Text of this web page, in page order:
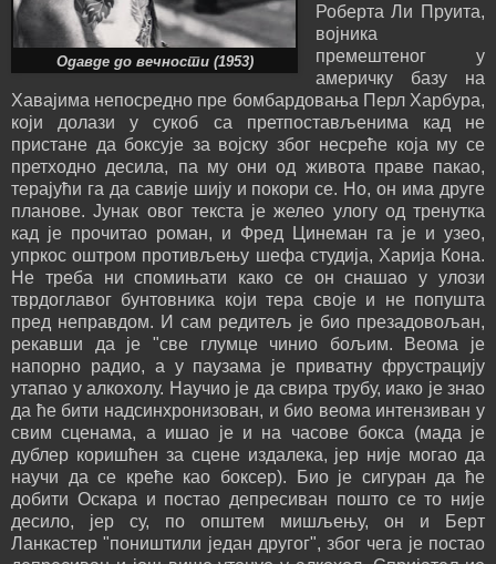
Одавде до вечности (1953)
Роберта Ли Пруита,
војника
премештеног у
америчку базу на
Хавајима непосредно пре бомбардовања Перл Харбура,
који долази у сукоб са претпостављенима кад не
пристане да боксује за војску због несреће која му се
претходно десила, па му они од живота праве пакао,
терајући га да савије шију и покори се. Но, он има друге
планове. Јунак овог текста је желео улогу од тренутка
кад је прочитао роман, и Фред Цинеман га је и узео,
упркос оштром противљењу шефа студија, Харија Кона.
Не треба ни спомињати како се он снашао у улози
тврдоглавог бунтовника који тера своје и не попушта
пред неправдом. И сам редитељ је био презадовољан,
рекавши да је "све глумце чинио бољим. Веома је
напорно радио, а у паузама је приватну фрустрацију
утапао у алкохолу. Научио је да свира трубу, иако је знао
да ће бити надсинхронизован, и био веома интензиван у
свим сценама, а ишао је и на часове бокса (мада је
дублер коришћен за сцене издалека, јер није могао да
научи да се креће као боксер). Био је сигуран да ће
добити Оскара и постао депресиван пошто се то није
десило, јер су, по општем мишљењу, он и Берт
Ланкастер "поништили један другог", због чега је постао